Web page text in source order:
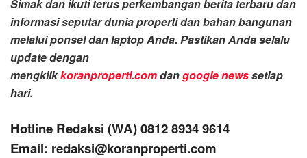
Simak dan ikuti terus perkembangan berita terbaru dan
informasi seputar dunia properti dan bahan bangunan
melalui ponsel dan laptop Anda. Pastikan Anda selalu
update dengan
mengklikkoranproperti.comdangoogle newssetiap
hari.
Hotline Redaksi (WA) 0812 8934 9614
Email: redaksi@koranproperti.com